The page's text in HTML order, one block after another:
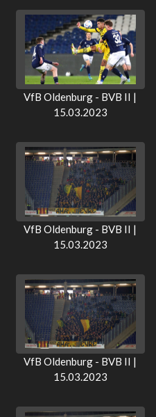
VfB Oldenburg - BVB II |
15.03.2023
VfB Oldenburg - BVB II |
15.03.2023
VfB Oldenburg - BVB II |
15.03.2023